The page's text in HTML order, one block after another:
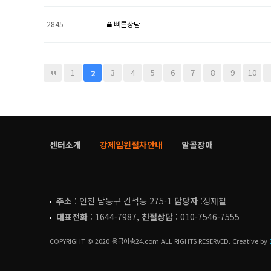
2845 빠른상담
1 2 3 4 5 6 7 8 9 10
센터소개 강제입원절차안내 알콜장애
주소 : 인천 남동구 간석동 275-1 담당자 :정재철
대표전화 : 1644-7987, 친절상담 : 010-7546-7555
COPYRIGHT © 2020 응급이송24.com ALL RIGHTS RESERVED. Creative by